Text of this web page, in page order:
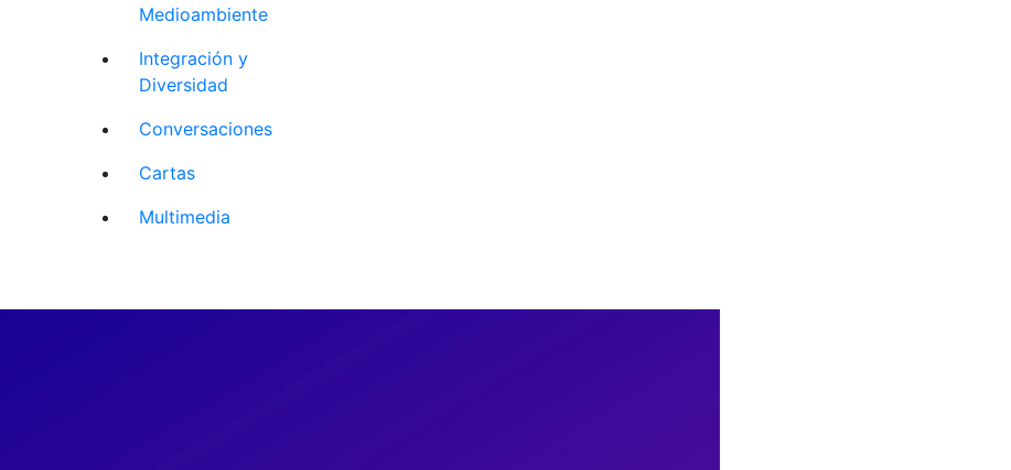
Medioambiente
Integración y
Diversidad
Conversaciones
Cartas
Multimedia